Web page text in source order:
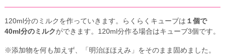
120ml分のミルクを作っていきます。らくらくキューブは １個で
40ml分のミルクができます。120ml分作る場合はキューブ3個です。
※添加物を何も加えず、「明治ほほえみ」をそのまま固めました。